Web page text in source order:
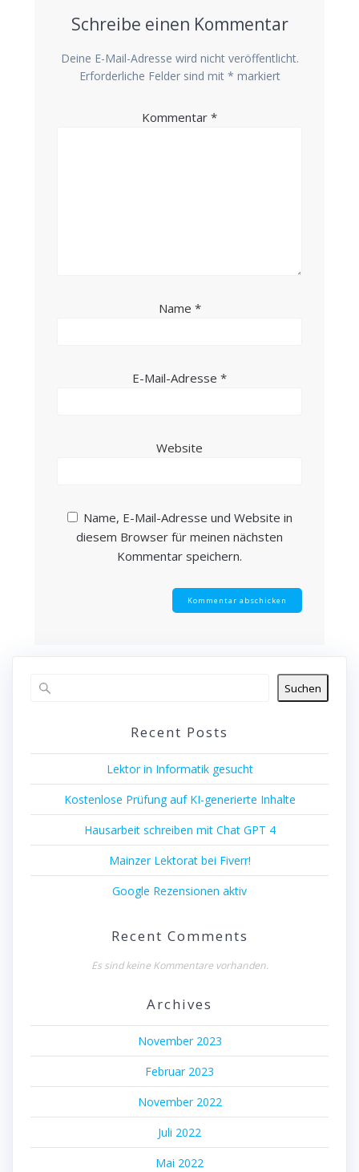
Schreibe einen Kommentar
Deine E-Mail-Adresse wird nicht veröffentlicht.
Erforderliche Felder sind mit * markiert
Kommentar *
Name *
E-Mail-Adresse *
Website
Name, E-Mail-Adresse und Website in
diesem Browser für meinen nächsten
Kommentar speichern.
Suchen
Recent Posts
Lektor in Informatik gesucht
Kostenlose Prüfung auf KI-generierte Inhalte
Hausarbeit schreiben mit Chat GPT 4
Mainzer Lektorat bei Fiverr!
Google Rezensionen aktiv
Recent Comments
Es sind keine Kommentare vorhanden.
Archives
November 2023
Februar 2023
November 2022
Juli 2022
Mai 2022